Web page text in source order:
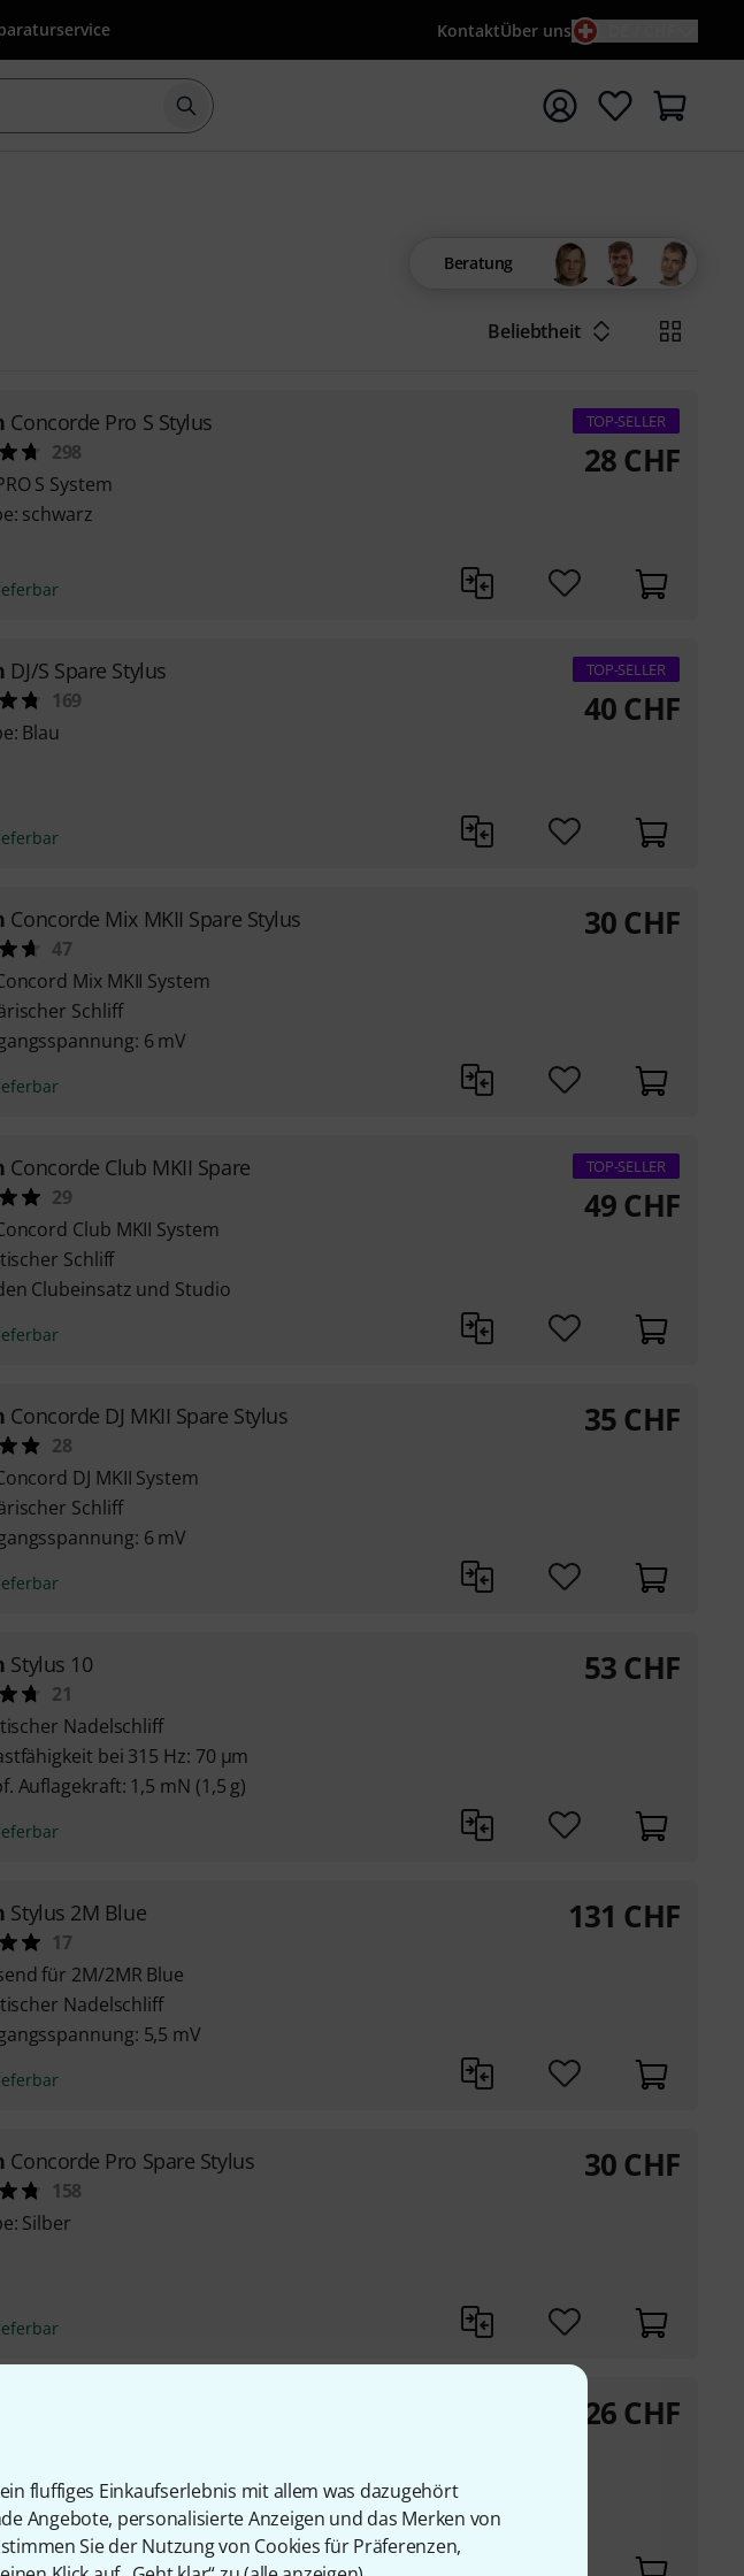
fluffiges Einkaufserlebnis mit allem was dazugehört
Angebote, personalisierte Anzeigen und das Merken von
Sie der Nutzung von Cookies für Präferenzen,
KontaktÜber uns
Suche mit Suchwort {searchTerm} starten
Beratung
Beliebtheit
Concorde Pro S Stylus
298
S System
schwarz
TOP-SELLER
28CHF
DJ/S Spare Stylus
169
Blau
TOP-SELLER
40CHF
Concorde Mix MKII Spare Stylus
47
Mix MKII System
Schliff
6 mV
30CHF
Concorde Club MKII Spare
29
Club MKII System
Schliff
Clubeinsatz und Studio
TOP-SELLER
49CHF
Concorde DJ MKII Spare Stylus
28
DJ MKII System
Schliff
6 mV
35CHF
Stylus 10
21
Nadelschliff
bei 315 Hz: 70 µm
Auflagekraft: 1,5 mN (1,5 g)
53CHF
Stylus 2M Blue
17
für 2M/2MR Blue
Nadelschliff
5,5 mV
131 CHF
Concorde Pro Spare Stylus
158
Silber
30CHF
20 - 20.000 Hz
3,5 mV (1 kHz, 5 cm/sec)
26CHF